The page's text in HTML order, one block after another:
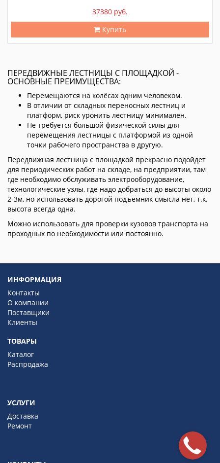
37380 руб.
Купить
ПЕРЕДВИЖНЫЕ ЛЕСТНИЦЫ С ПЛОЩАДКОЙ -
ОСНОВНЫЕ ПРЕИМУЩЕСТВА:
Перемещаются на колёсах одним человеком.
В отличии от складных переносных лестниц и
платформ, риск уронить лестницу минимален.
Не требуется большой физической силы для
перемещения лестницы с платформой из одной
точки рабочего пространства в другую.
Передвижная лестница с площадкой прекрасно подойдет
для периодических работ на складе, на предприятии, там
где необходимо обслуживать электрооборудование,
технологические узлы, где надо добраться до высоты около
2-3м, но использовать дорогой подъёмник смысла нет, т.к.
высота всегда одна.
Можно использовать для проверки кузовов транспорта на
проходных по необходимости или постоянно.
ИНФОРМАЦИЯ
Контакты
О компании
Поставщики
Клиенты
ТОВАРЫ
Каталог
Распродажа
УСЛУГИ
Доставка
Ремонт